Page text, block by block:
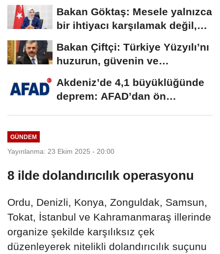
Bakan Göktaş: Mesele yalnızca
bir ihtiyacı karşılamak değil,
Bakan Çiftçi: Türkiye Yüzyılı’nı
huzurun, güvenin ve
Akdeniz’de 4,1 büyüklüğünde
deprem: AFAD’dan ön
GÜNDEM
Yayınlanma: 23 Ekim 2025 - 20:00
8 ilde dolandırıcılık operasyonu
Ordu, Denizli, Konya, Zonguldak, Samsun,
Tokat, İstanbul ve Kahramanmaraş illerinde
organize şekilde karşılıksız çek
düzenleyerek nitelikli dolandırıcılık suçunu